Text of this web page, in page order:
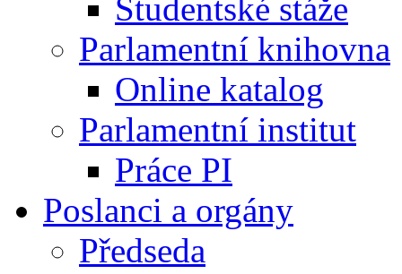
Studentské stáže
Parlamentní knihovna
Online katalog
Parlamentní institut
Práce PI
Poslanci a orgány
Předseda